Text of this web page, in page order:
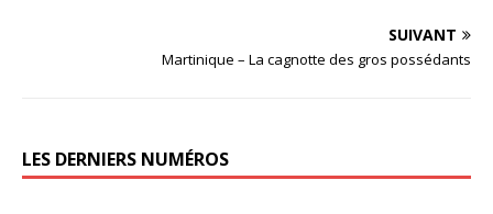
SUIVANT
Martinique – La cagnotte des gros possédants
LES DERNIERS NUMÉROS